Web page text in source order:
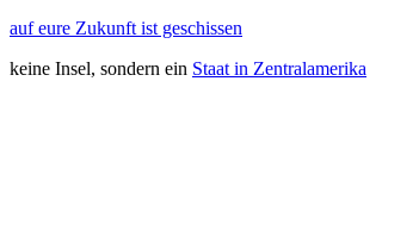
auf eure Zukunft ist geschissen
keine Insel, sondern ein Staat in Zentralamerika